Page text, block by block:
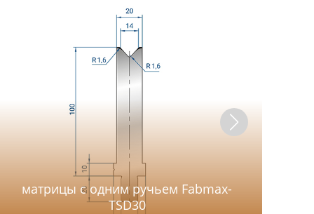
матрицы с одним ручьем Fabmax-
TSD30